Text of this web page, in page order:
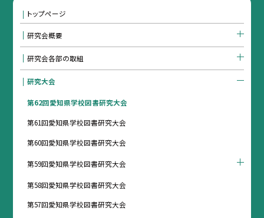
トップページ
研究会概要
研究会各部の取組
研究大会
第62回愛知県学校図書研究大会
第61回愛知県学校図書研究大会
第60回愛知県学校図書研究大会
第59回愛知県学校図書研究大会
第58回愛知県学校図書研究大会
第57回愛知県学校図書研究大会